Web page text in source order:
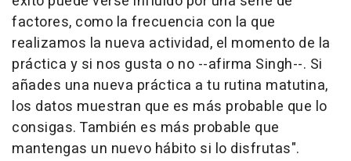
factores, como la frecuencia con la que
realizamos la nueva actividad, el momento de la
práctica y si nos gusta o no --afirma Singh--. Si
añades una nueva práctica a tu rutina matutina,
los datos muestran que es más probable que lo
consigas. También es más probable que
mantengas un nuevo hábito si lo disfrutas".